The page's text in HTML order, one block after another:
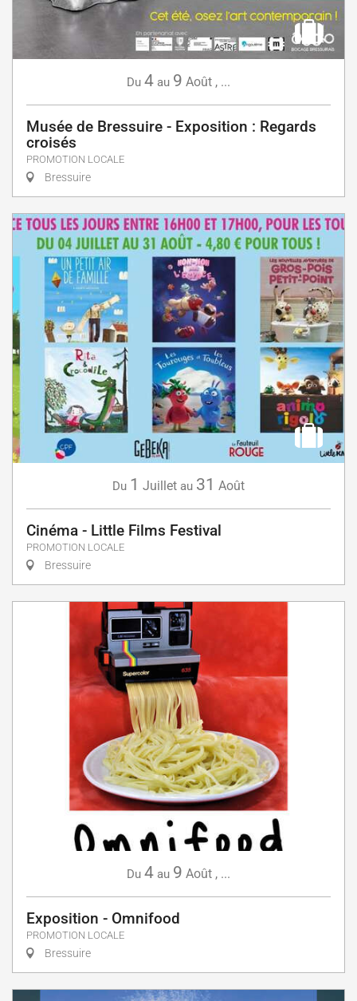
Du 4 au 9 Août , ...
Musée de Bressuire - Exposition : Regards
croisés
PROMOTION LOCALE
Bressuire
Du 1 Juillet au 31 Août
Cinéma - Little Films Festival
PROMOTION LOCALE
Bressuire
Du 4 au 9 Août , ...
Exposition - Omnifood
PROMOTION LOCALE
Bressuire